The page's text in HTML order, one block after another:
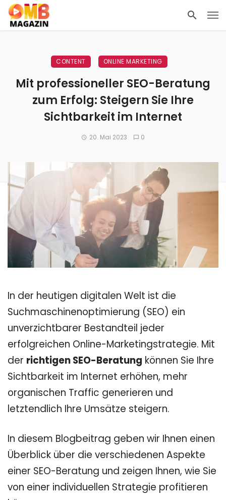
CONTENT ONLINE MARKETING
Mit professioneller SEO-Beratung
zum Erfolg: Steigern Sie Ihre
Sichtbarkeit im Internet
20. Mai 2023 0
In der heutigen digitalen Welt ist die
Suchmaschinenoptimierung (SEO) ein
unverzichtbarer Bestandteil jeder
erfolgreichen Online-Marketingstrategie. Mit
der richtigen SEO-Beratung können Sie Ihre
Sichtbarkeit im Internet erhöhen, mehr
organischen Traffic generieren und
letztendlich Ihre Umsätze steigern.
In diesem Blogbeitrag geben wir Ihnen einen
Überblick über die verschiedenen Aspekte
einer SEO-Beratung und zeigen Ihnen, wie Sie
von einer individuellen Strategie profitieren